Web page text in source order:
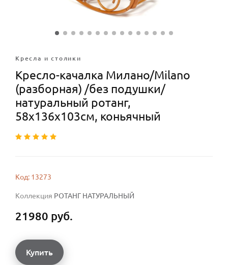
Кресла и столики
Кресло-качалка Милано/Milano
(разборная) /без подушки/
натуральный ротанг,
58х136х103см, коньячный
Код: 13273
Коллекция РОТАНГ НАТУРАЛЬНЫЙ
21980 руб.
Купить